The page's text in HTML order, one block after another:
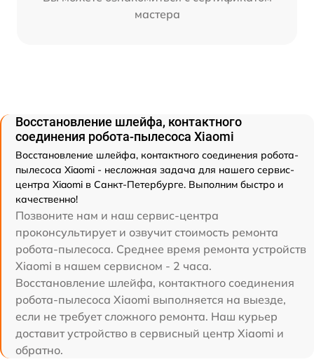
мастера
Восстановление шлейфа, контактного
соединения робота-пылесоса Xiaomi
Восстановление шлейфа, контактного соединения робота-
пылесоса Xiaomi - несложная задача для нашего сервис-
центра Xiaomi в Санкт-Петербурге. Выполним быстро и
качественно!
Позвоните нам и наш сервис-центра
проконсультирует и озвучит стоимость ремонта
робота-пылесоса. Среднее время ремонта устройств
Xiaomi в нашем сервисном - 2 часа.
Восстановление шлейфа, контактного соединения
робота-пылесоса Xiaomi выполняется на выезде,
если не требует сложного ремонта. Наш курьер
доставит устройство в сервисный центр Xiaomi и
обратно.